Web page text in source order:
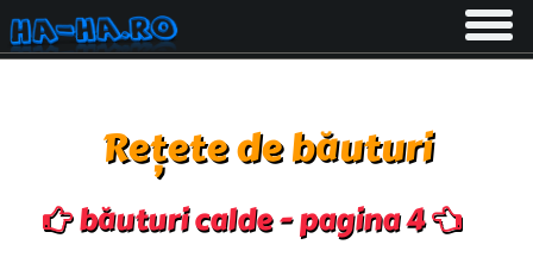
Toggle
Rețete de băuturi
băuturi calde - pagina 4